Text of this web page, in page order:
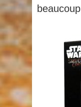
beaucoup